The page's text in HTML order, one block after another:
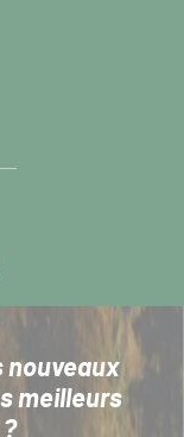
nouveaux
meilleurs